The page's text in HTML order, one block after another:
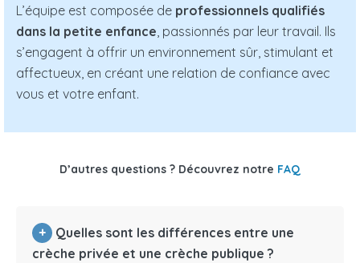
L’équipe est composée de professionnels qualifiés
dans la petite enfance, passionnés par leur travail. Ils
s’engagent à offrir un environnement sûr, stimulant et
affectueux, en créant une relation de confiance avec
vous et votre enfant.
D’autres questions ? Découvrez notre FAQ
+
Quelles sont les différences entre une
crèche privée et une crèche publique ?